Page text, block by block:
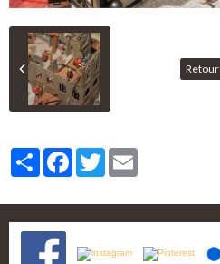
Retour
PartagerFacebook
Twitter